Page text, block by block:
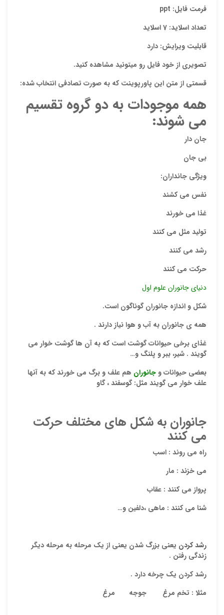
فرمت فایل: ppt
تعداد اسلاید: 7 اسلاید
قابلیت ویرایش: دارد
تصویری از خود فایل رو میتونید مشاهده کنید.
قسمتی از متن این پاورپوینت که به صورت تصادفی انتخاب شده:
همه موجودات به دو گروه تقسیم
می شوند:
جان دار
بی جان
ویژگی جانداران:
نفس می کشند
غذا می خورند
تولید مثل می کنند
رشد می کنند
حرکت می کنند
دنیای جانوران علوم اول
شکل و اندازه جانوران گوناگون است.
همه ی جانوران به آب و هوا نیاز دارند .
غذای برخی حیوانات گوشت است که به آن ها گوشت خوار می
گویند . شیر، ببر و پلنگ و…
بعضی حیوانات و جانوران هم علف و برگ می خورند که به آنها
علف خوار می گویند مثل: گوسفند، گاو
جانوران به شکل های مختلف حرکت
می کنند
راه می روند : اسب
می خزند : مار
پرواز می کنند : عقاب
شنا می کنند : ماهی ،دلفین و…
رشد کردن یعنی بزرگ شدن یعنی از یک مرحله به مرحله دیگر
زندگی رفتن .
رشد کردن یک چرخه دارد .
مثلا : تخم مرغ جوجه مرغ